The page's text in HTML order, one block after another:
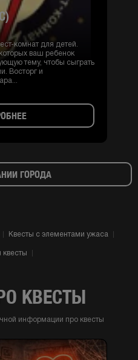
комнат для детей.
ваш ребенок
тему, чтобы сыграть
Восторг и
ГОРОДА
Квесты с элементами ужаса
КВЕСТЫ
информации про квесты